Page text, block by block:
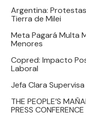
Argentina:
Tierra de Milei
Meta Pagará Multa
Menores
Copred: Impacto
Laboral
Jefa Clara
THE PEOPLE’S
PRESS